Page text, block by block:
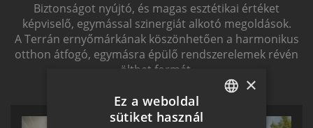
Biztonságot nyújtó, és magas esztétikai értéket
képviselő, egymással szinergiát alkotó megoldások.
A Terrán ernyőmárkának köszönhetően a harmonikus
otthon átfogó, egymásra épülő rendszerelemek révén
ölthet formát.
HUNGARIAN
×
Ez a weboldal
sütiket használ